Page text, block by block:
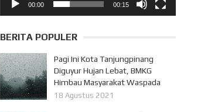
00:00 00:15
BERITA POPULER
Pagi Ini Kota Tanjungpinang
Diguyur Hujan Lebat, BMKG
Himbau Masyarakat Waspada
18 Agustus 2021